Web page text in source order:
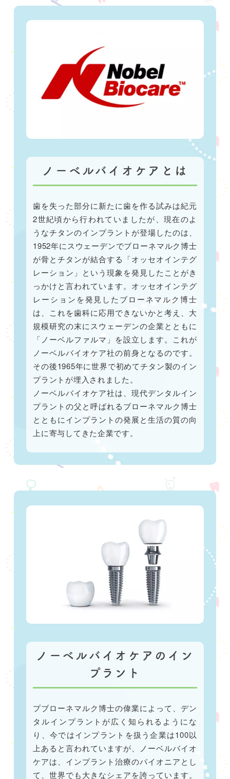
ノーベルバイオケアとは
歯を失った部分に新たに歯を作る試みは紀元
2世紀頃から行われていましたが、現在のよ
うなチタンのインプラントが登場したのは、
1952年にスウェーデンでブローネマルク博士
が骨とチタンが結合する「オッセオインテグ
レーション」という現象を発見したことがき
っかけと言われています。オッセオインテグ
レーションを発見したブローネマルク博士
は、これを歯科に応用できないかと考え、大
規模研究の末にスウェーデンの企業とともに
「ノーベルファルマ」を設立します。これが
ノーベルバイオケア社の前身となるのです。
その後1965年に世界で初めてチタン製のイン
プラントが埋入されました。
ノーベルバイオケア社は、現代デンタルイン
プラントの父と呼ばれるブローネマルク博士
とともにインプラントの発展と生活の質の向
上に寄与してきた企業です。
ノーベルバイオケアのイン
プラント
プブローネマルク博士の偉業によって、デン
タルインプラントが広く知られるようにな
り、今ではインプラントを扱う企業は100以
上あると言われていますが、ノーベルバイオ
ケアは、インプラント治療のパイオニアとし
て、世界でも大きなシェアを誇っています。